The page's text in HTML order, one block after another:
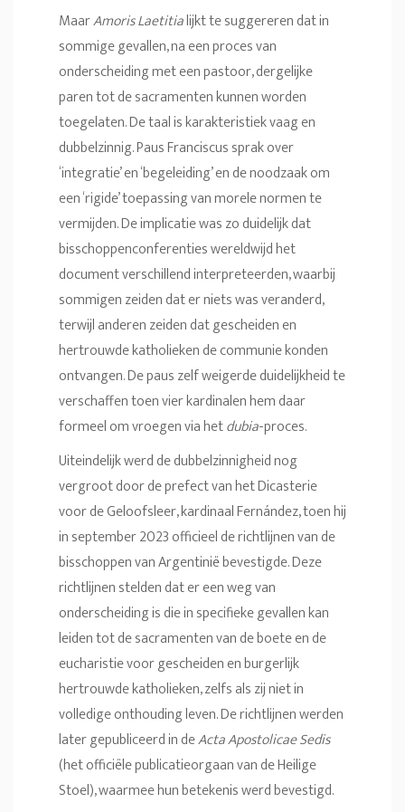
MaarAmoris Laetitialijkt te suggereren dat in
sommige gevallen, na een proces van
onderscheiding met een pastoor, dergelijke
paren tot de sacramenten kunnen worden
toegelaten. De taal is karakteristiek vaag en
dubbelzinnig. Paus Franciscus sprak over
‘integratie’ en ‘begeleiding’ en de noodzaak om
een ‘rigide’ toepassing van morele normen te
vermijden. De implicatie was zo duidelijk dat
bisschoppenconferenties wereldwijd het
document verschillend interpreteerden, waarbij
sommigen zeiden dat er niets was veranderd,
terwijl anderen zeiden dat gescheiden en
hertrouwde katholieken de communie konden
ontvangen. De paus zelf weigerde duidelijkheid te
verschaffen toen vier kardinalen hem daar
formeel om vroegen via hetdubia-proces.
Uiteindelijk werd de dubbelzinnigheid nog
vergroot door de prefect van het Dicasterie
voor de Geloofsleer, kardinaal Fernández, toen hij
in september 2023 officieel de richtlijnen van de
bisschoppen van Argentinië bevestigde. Deze
richtlijnen stelden dat er een weg van
onderscheiding is die in specifieke gevallen kan
leiden tot de sacramenten van de boete en de
eucharistie voor gescheiden en burgerlijk
hertrouwde katholieken, zelfs als zij niet in
volledige onthouding leven. De richtlijnen werden
later gepubliceerd in deActa Apostolicae Sedis
(het officiële publicatieorgaan van de Heilige
Stoel), waarmee hun betekenis werd bevestigd.